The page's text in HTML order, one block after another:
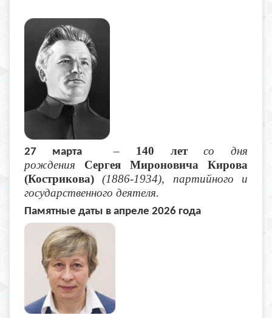
27 марта – 140 летсо дня
рождения Сергея Мироновича Кирова
(Кострикова) (1886-1934), партийного и
государственного деятеля.
Памятные даты в апреле 2026 года